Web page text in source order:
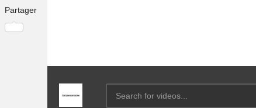
WhatsApp
Partager